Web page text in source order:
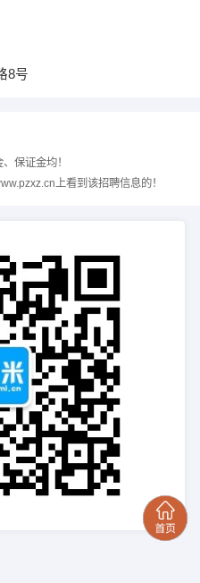
8号
保证金均！
上看到该招聘信息的！